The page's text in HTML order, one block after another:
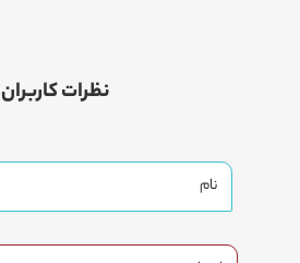
نظرات کاربران